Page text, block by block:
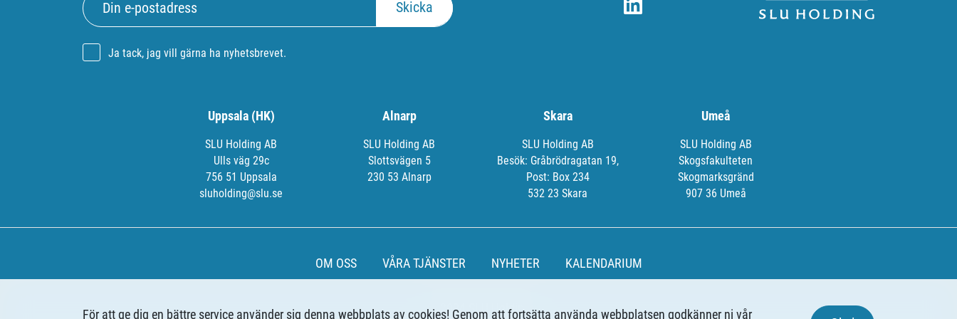
Ja tack, jag vill gärna ha nyhetsbrevet.
Uppsala (HK)
SLU Holding AB
Ulls väg 29c
756 51 Uppsala
sluholding@slu.se
Alnarp
SLU Holding AB
Slottsvägen 5
230 53 Alnarp
Skara
SLU Holding AB
Besök: Gråbrödragatan 19,
Post: Box 234
532 23 Skara
Umeå
SLU Holding AB
Skogsfakulteten
Skogmarksgränd
907 36 Umeå
OM OSS VÅRA TJÄNSTER NYHETER KALENDARIUM
© 2024 SLU Holding
För att ge dig en bättre service använder sig denna webbplats av cookies! Genom att fortsätta använda webbplatsen godkänner ni vår